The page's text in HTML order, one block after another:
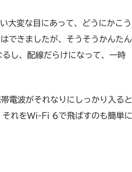
大変な目にあって、どうにかこう
できましたが、そうそうかんたん
し、配線だらけになって、一時
波がそれなりにしっかり入ると
それをWi-Fi 6で飛ばすのも簡単に